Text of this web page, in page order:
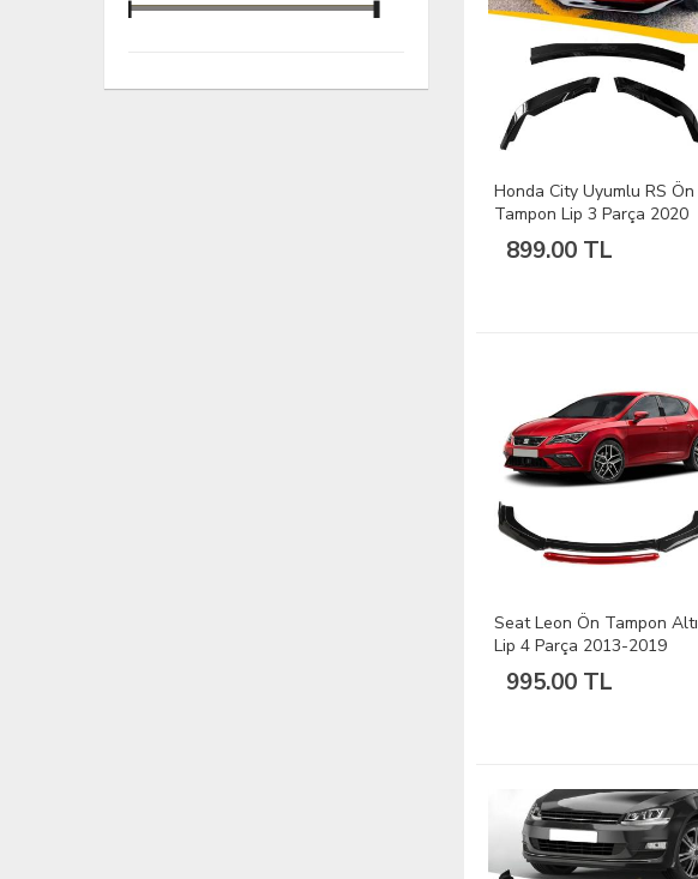
Honda City Uyumlu RS Ön
Tampon Lip 3 Parça 2020
Sonrası
899.00 TL
Seat Leon Ön Tampon Altı
Lip 4 Parça 2013-2019
(Kırmızı)
995.00 TL